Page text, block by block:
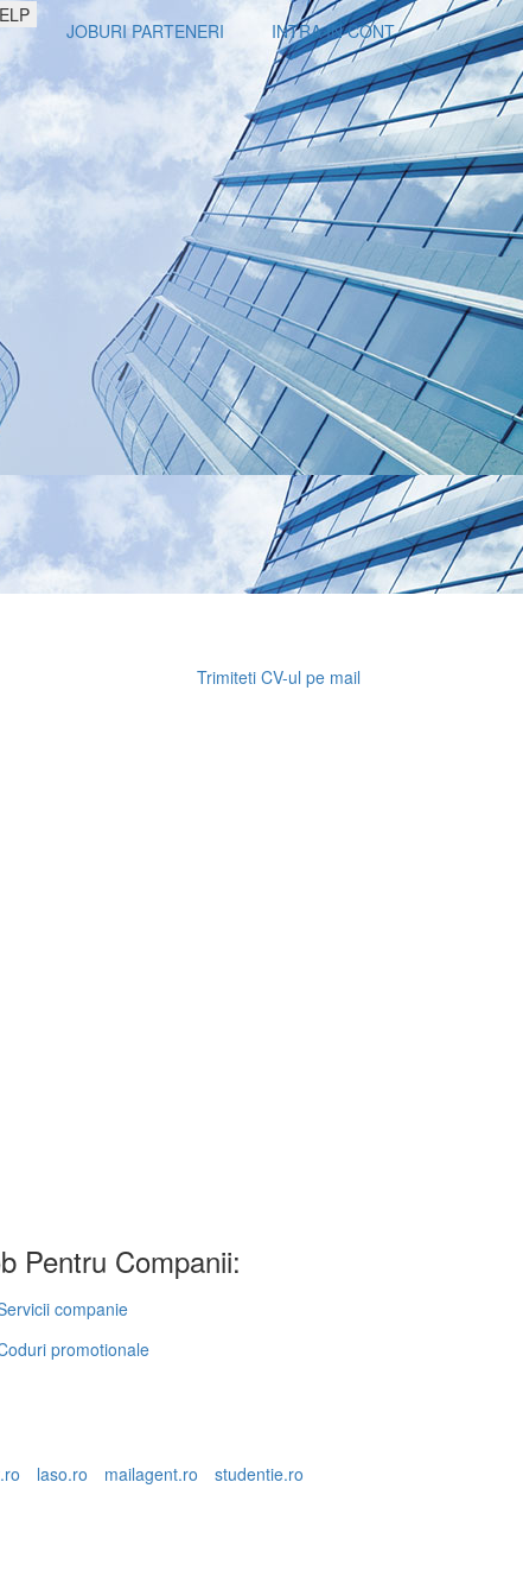
JOBURI PARTENERI INTRA IN CONT
Trimiteti CV-ul pe mail
Pentru Companii:
companie
promotionale
laso.ro mailagent.ro
studentie.ro